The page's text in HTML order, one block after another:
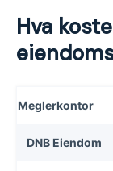
Hva
Meglerkontor
DNB Eiendom